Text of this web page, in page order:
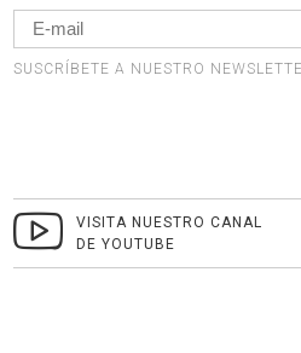
SUSCRÍBETE A NUESTRO
VISITA NUESTRO CANAL
DE YOUTUBE